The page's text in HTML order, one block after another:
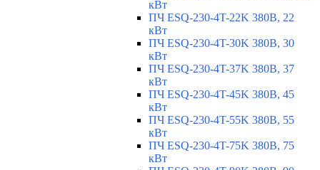
кВт
ПЧ ESQ-230-4T-22K 380В, 22
кВт
ПЧ ESQ-230-4T-30K 380В, 30
кВт
ПЧ ESQ-230-4T-37K 380В, 37
кВт
ПЧ ESQ-230-4T-45K 380В, 45
кВт
ПЧ ESQ-230-4T-55K 380В, 55
кВт
ПЧ ESQ-230-4T-75K 380В, 75
кВт